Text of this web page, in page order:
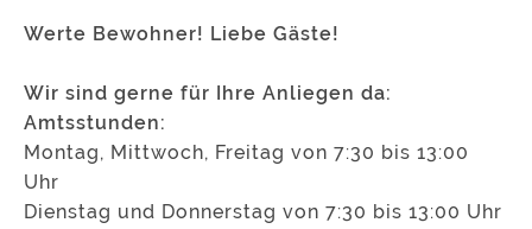
Werte Bewohner! Liebe Gäste!
Wir sind gerne für Ihre Anliegen da:
Amtsstunden:
Montag, Mittwoch, Freitag von 7:30 bis 13:00
Uhr
Dienstag und Donnerstag von 7:30 bis 13:00 Uhr